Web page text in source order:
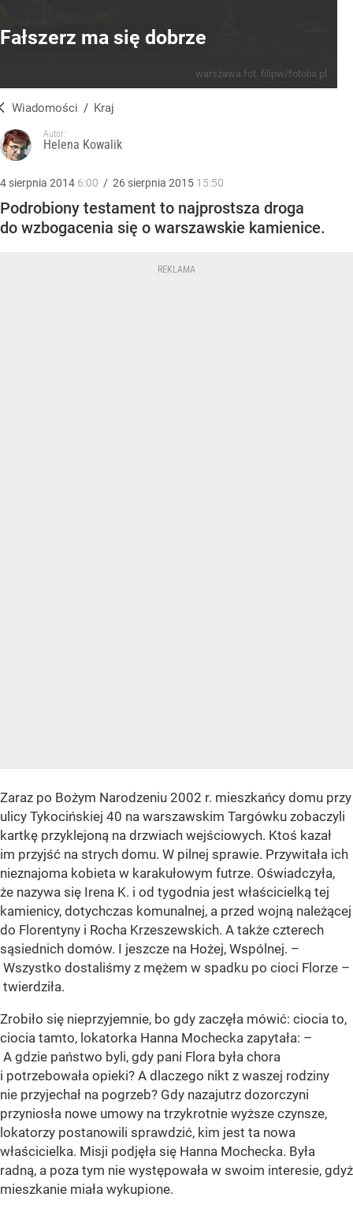
Fałszerz ma się dobrze
warszawa fot. filipw/fotolia.pl
Wiadomości / Kraj
Autor:
Helena Kowalik
4 sierpnia 2014 6:00 / 26 sierpnia 2015 15:50
Podrobiony testament to najprostsza droga
do wzbogacenia się o warszawskie kamienice.
Zaraz po Bożym Narodzeniu 2002 r. mieszkańcy domu przy
ulicy Tykocińskiej 40 na warszawskim Targówku zobaczyli
kartkę przyklejoną na drzwiach wejściowych. Ktoś kazał
im przyjść na strych domu. W pilnej sprawie. Przywitała ich
nieznajoma kobieta w karakułowym futrze. Oświadczyła,
że nazywa się Irena K. i od tygodnia jest właścicielką tej
kamienicy, dotychczas komunalnej, a przed wojną należącej
do Florentyny i Rocha Krzeszewskich. A także czterech
sąsiednich domów. I jeszcze na Hożej, Wspólnej. –
Wszystko dostaliśmy z mężem w spadku po cioci Florze –
twierdziła.
Zrobiło się nieprzyjemnie, bo gdy zaczęła mówić: ciocia to,
ciocia tamto, lokatorka Hanna Mochecka zapytała: –
A gdzie państwo byli, gdy pani Flora była chora
i potrzebowała opieki? A dlaczego nikt z waszej rodziny
nie przyjechał na pogrzeb? Gdy nazajutrz dozorczyni
przyniosła nowe umowy na trzykrotnie wyższe czynsze,
lokatorzy postanowili sprawdzić, kim jest ta nowa
właścicielka. Misji podjęła się Hanna Mochecka. Była
radną, a poza tym nie występowała w swoim interesie, gdyż
mieszkanie miała wykupione.